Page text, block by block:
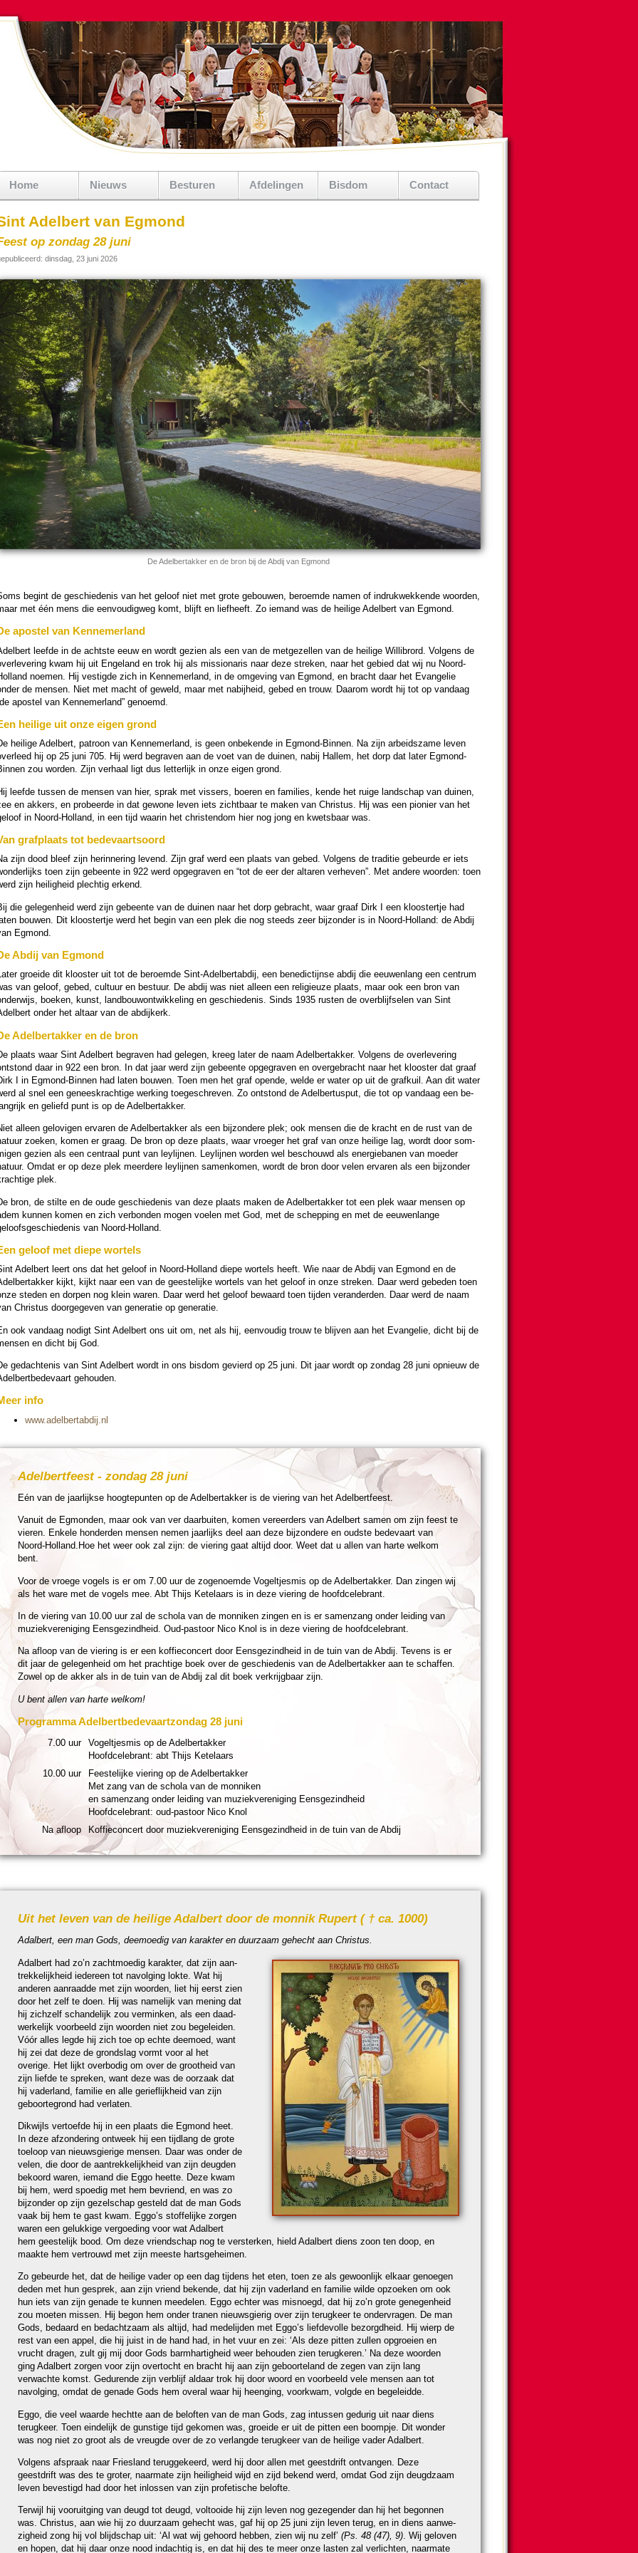
Home Nieuws Besturen Afdelingen Bisdom Contact
Adelbert van Egmond
op zondag 28 juni
dinsdag, 23 juni 2026
De Adelbertakker en de bron bij de Abdij van Egmond
begint de ge­schie­de­nis van het geloof niet met grote gebouwen, beroemde namen of in­druk­wek­kende woor­den,
met één mens die een­vou­digweg komt, blijft en liefheeft. Zo iemand was de heilige Adelbert van Egmond.
apostel van Kennemerland
leefde in de achtste eeuw en wordt gezien als een van de metgezellen van de heilige Wil­li­brord. Volgens de
kwam hij uit Engeland en trok hij als mis­sio­na­ris naar deze streken, naar het gebied dat wij nu Noord-
noemen. Hij ves­tigde zich in Kennemerland, in de omge­ving van Egmond, en bracht daar het Evan­ge­lie
de mensen. Niet met macht of geweld, maar met nabij­heid, gebed en trouw. Daarom wordt hij tot op vandaag
apostel van Kennemerland” genoemd.
heilige uit onze eigen grond
heilige Adelbert, patroon van Kennemerland, is geen onbekende in Egmond-Binnen. Na zijn arbeidszame leven
hij op 25 juni 705. Hij werd begraven aan de voet van de duinen, nabij Hallem, het dorp dat later Egmond-
zou wor­den. Zijn verhaal ligt dus let­ter­lijk in onze eigen grond.
leefde tussen de mensen van hier, sprak met vissers, boeren en families, kende het ruige land­schap van duinen,
en akkers, en probeerde in dat gewone leven iets zicht­baar te maken van Christus. Hij was een pionier van het
in Noord-Holland, in een tijd waarin het chris­ten­dom hier nog jong en kwets­baar was.
graf­plaats tot bede­vaarts­oord
zijn dood bleef zijn her­in­ne­ring levend. Zijn graf werd een plaats van gebed. Volgens de traditie gebeurde er iets
toen zijn gebeente in 922 werd opgegraven en “tot de eer der altaren verheven”. Met andere woor­den: toen
zijn hei­lig­heid plech­tig erkend.
die gelegen­heid werd zijn gebeente van de duinen naar het dorp gebracht, waar graaf Dirk I een kloostertje had
bouwen. Dit kloostertje werd het begin van een plek die nog steeds zeer bij­zon­der is in Noord-Holland: de Abdij
Egmond.
Abdij van Egmond
groeide dit klooster uit tot de beroemde Sint-Adelbert­ab­dij, een bene­dic­tijnse abdij die eeuwen­lang een centrum
van geloof, gebed, cultuur en bestuur. De abdij was niet alleen een reli­gi­euze plaats, maar ook een bron van
boeken, kunst, land­bouw­ont­wik­ke­ling en ge­schie­de­nis. Sinds 1935 rusten de overblijfselen van Sint
onder het altaar van de abdij­kerk.
Adelbertakker en de bron
plaats waar Sint Adelbert begraven had gelegen, kreeg later de naam Adelbertakker. Volgens de overleve­ring
daar in 922 een bron. In dat jaar werd zijn gebeente opgegraven en over­ge­bracht naar het klooster dat graaf
I in Egmond-Binnen had laten bouwen. Toen men het graf opende, welde er water op uit de grafkuil. Aan dit water
al snel een genees­krach­tige wer­king toege­schre­ven. Zo ontstond de Adel­ber­tus­put, die tot op vandaag een be­
en geliefd punt is op de Adelbertakker.
alleen gelo­vi­gen ervaren de Adelbertakker als een bij­zon­dere plek; ook mensen die de kracht en de rust van de
zoeken, komen er graag. De bron op deze plaats, waar vroe­ger het graf van onze heilige lag, wordt door som­
gezien als een centraal punt van leylijnen. Leylijnen wor­den wel beschouwd als energiebanen van moe­der
Omdat er op deze plek meer­dere leylijnen samen­ko­men, wordt de bron door velen ervaren als een bij­zon­der
plek.
bron, de stilte en de oude ge­schie­de­nis van deze plaats maken de Adelbertakker tot een plek waar mensen op
kunnen komen en zich verbon­den mogen voelen met God, met de schep­ping en met de eeuwen­lange
van Noord-Holland.
geloof met diepe wor­tels
Adelbert leert ons dat het geloof in Noord-Holland diepe wor­tels heeft. Wie naar de Abdij van Egmond en de
kijkt, kijkt naar een van de gees­te­lij­ke wor­tels van het geloof in onze streken. Daar werd gebe­den toen
ste­den en dorpen nog klein waren. Daar werd het geloof bewaard toen tij­den ver­an­der­den. Daar werd de naam
Christus doorge­ge­ven van gene­ra­tie op gene­ra­tie.
ook vandaag nodigt Sint Adelbert ons uit om, net als hij, een­vou­dig trouw te blijven aan het Evan­ge­lie, dicht bij de
en dicht bij God.
ge­dach­te­nis van Sint Adelbert wordt in ons bisdom gevierd op 25 juni. Dit jaar wordt op zon­dag 28 juni opnieuw de
gehou­den.
info
www.adelbert­ab­dij.nl
Adelbert­feest- zon­dag 28 juni
Eén van de jaar­lijkse hoogte­pun­ten op de Adelbertakker is de vie­ring van het Adelbert­feest.
Vanuit de Egmon­den, maar ook van ver daar­bui­ten, komen vereer­ders van Adelbert samen om zijn feest te
vieren. Enkele hon­der­den mensen nemen jaar­lijks deel aan deze bij­zon­dere en oudste bede­vaart van
Noord-Holland.Hoe het weer ook zal zijn: de vie­ring gaat altijd door. Weet dat u allen van harte welkom
bent.
Voor de vroege vogels is er om 7.00 uur de zoge­noemde Vogeltjes­mis op de Adelbertakker. Dan zingen wij
als het ware met de vogels mee. Abt Thijs Kete­laars is in deze vie­ring de hoofd­cele­brant.
In de vie­ring van 10.00 uur zal de schola van de monniken zingen en is er samenzang onder lei­ding van
muziek­ver­eni­ging Eens­ge­zind­heid. Oud-pastoor Nico Knol is in deze vie­ring de hoofd­cele­brant.
Na afloop van de vie­ring is er een koffie­con­cert door Eens­ge­zind­heid in de tuin van de Abdij. Tevens is er
dit jaar de gelegen­heid om het prach­tige boek over de ge­schie­de­nis van de Adelbertakker aan te schaffen.
Zowel op de akker als in de tuin van de Abdij zal dit boek verkrijg­baar zijn.
U bent allen van harte welkom!
Pro­gram­ma Adelbert­bede­vaart­zon­dag 28 juni
7.00 uur
Vogeltjes­mis op de Adelbertakker
Hoofd­cele­brant: abt Thijs Kete­laars
10.00 uur
Fees­te­lij­ke vie­ring op de Adelbertakker
Met zang van de schola van de monniken
en samenzang onder lei­ding van muziek­ver­eni­ging Eens­ge­zind­heid
Hoofd­cele­brant: oud-pastoor Nico Knol
Na afloop
Koffie­con­cert door muziek­ver­eni­ging Eens­ge­zind­heid in de tuin van de Abdij
Uit het leven van de heilige Adalbert door de monnik Rupert ( † ca. 1000)
Adalbert, een man Gods, dee­moe­dig van karakter en duur­zaam gehecht aan Christus.
Adalbert had zo’n zacht­moe­dig karakter, dat zijn aan­
trek­ke­lijk­heid ieder­een tot navol­ging lokte. Wat hij
anderen aanraadde met zijn woor­den, liet hij eerst zien
door het zelf te doen. Hij was name­lijk van mening dat
hij zich­zelf schan­de­lijk zou verminken, als een daad­
wer­ke­lijk voor­beeld zijn woor­den niet zou be­ge­lei­den.
Vóór alles legde hij zich toe op echte deemoed, want
hij zei dat deze de grond­slag vormt voor al het
overige. Het lijkt overbo­dig om over de groot­heid van
zijn liefde te spreken, want deze was de oor­zaak dat
hij vaderland, familie en alle gerieflijk­heid van zijn
geboorte­grond had verlaten.
Dikwijls vertoefde hij in een plaats die Egmond heet.
In deze afzon­dering ontweek hij een tijdlang de grote
toeloop van nieuws­gie­rige mensen. Daar was onder de
velen, die door de aan­trek­ke­lijk­heid van zijn deug­den
bekoord waren, iemand die Eggo heette. Deze kwam
bij hem, werd spoe­dig met hem bevriend, en was zo
bij­zon­der op zijn gezel­schap gesteld dat de man Gods
vaak bij hem te gast kwam. Eggo’s stoffe­lijke zorgen
waren een gelukkige vergoe­ding voor wat Adalbert
hem gees­te­lijk bood. Om deze vriend­schap nog te ver­ster­ken, hield Adalbert diens zoon ten doop, en
maakte hem ver­trouwd met zijn meeste hartsgeheimen.
Zo gebeurde het, dat de heilige vader op een dag tij­dens het eten, toen ze als ge­woon­lijk elkaar genoegen
deden met hun gesprek, aan zijn vriend bekende, dat hij zijn vaderland en familie wilde opzoeken om ook
hun iets van zijn genade te kunnen mee­de­len. Eggo echter was misnoegd, dat hij zo’n grote genegen­heid
zou moeten missen. Hij begon hem onder tranen nieuws­gie­rig over zijn terug­keer te onder­vra­gen. De man
Gods, bedaard en bedacht­zaam als altijd, had medelij­den met Eggo’s liefde­volle bezorgd­heid. Hij wierp de
rest van een appel, die hij juist in de hand had, in het vuur en zei: ‘Als deze pitten zullen opgroeien en
vrucht dragen, zult gij mij door Gods barm­har­tig­heid weer behou­den zien te­rug­ke­ren.’ Na deze woor­den
ging Adalbert zorgen voor zijn over­tocht en bracht hij aan zijn geboor­teland de zegen van zijn lang
verwachte komst. Gedurende zijn verblijf aldaar trok hij door woord en voor­beeld vele mensen aan tot
navol­ging, omdat de genade Gods hem overal waar hij heen­ging, voorkwam, volgde en begeleidde.
Eggo, die veel waarde hechtte aan de beloften van de man Gods, zag intussen gedurig uit naar diens
terug­keer. Toen ein­de­lijk de guns­tige tijd geko­men was, groeide er uit de pitten een boompje. Dit won­der
was nog niet zo groot als de vreugde over de zo verlangde terug­keer van de heilige vader Adalbert.
Volgens afspraak naar Friesland terug­ge­keerd, werd hij door allen met geestdrift ont­van­gen. Deze
geestdrift was des te groter, naarmate zijn hei­lig­heid wijd en zijd bekend werd, omdat God zijn deugd­zaam
leven beves­tigd had door het inlossen van zijn profe­tische belofte.
Terwijl hij vooruit­ging van deugd tot deugd, voltooide hij zijn leven nog gezegen­der dan hij het be­gon­nen
was. Christus, aan wie hij zo duur­zaam gehecht was, gaf hij op 25 juni zijn leven terug, en in diens aanwe­
zig­heid zong hij vol blijd­schap uit: ‘Al wat wij gehoord hebben, zien wij nu zelf’ (Ps. 48 (47), 9). Wij geloven
en hopen, dat hij daar onze nood indach­tig is, en dat hij des te meer onze lasten zal verlichten, naarmate